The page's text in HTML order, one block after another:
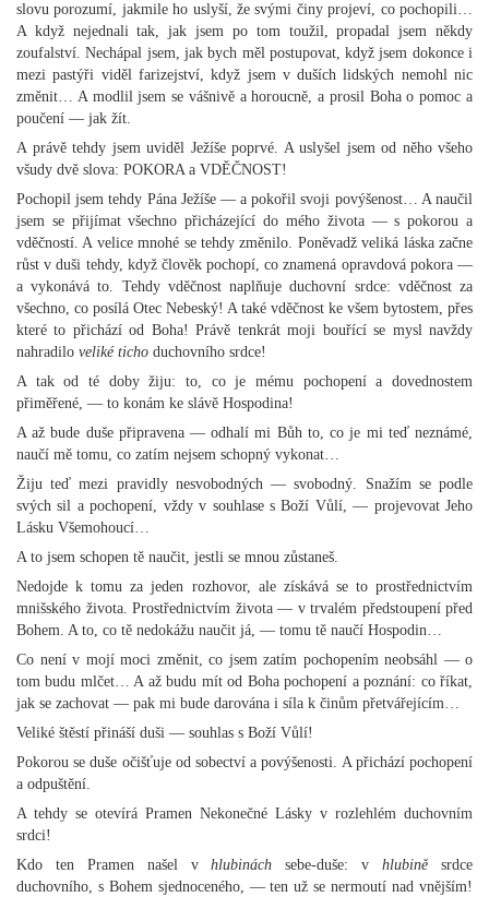
slovu porozumí, jakmile ho uslyší, že svými činy projeví, co pochopili…
A když nejednali tak, jak jsem po tom toužil, propadal jsem někdy
zoufalství. Nechápal jsem, jak bych měl postupovat, když jsem dokonce i
mezi pastýři viděl farizejství, když jsem v duších lidských nemohl nic
změnit… A modlil jsem se vášnivě a horoucně, a prosil Boha o pomoc a
poučení — jak žít.
A právě tehdy jsem uviděl Ježíše poprvé. A uslyšel jsem od něho všeho
všudy dvě slova: POKORA a VDĚČNOST!
Pochopil jsem tehdy Pána Ježíše — a pokořil svoji povýšenost… A naučil
jsem se přijímat všechno přicházející do mého života — s pokorou a
vděčností. A velice mnohé se tehdy změnilo. Poněvadž veliká láska začne
růst v duši tehdy, když člověk pochopí, co znamená opravdová pokora —
a vykonává to. Tehdy vděčnost naplňuje duchovní srdce: vděčnost za
všechno, co posílá Otec Nebeský! A také vděčnost ke všem bytostem, přes
které to přichází od Boha! Právě tenkrát moji bouřící se mysl navždy
nahradilo veliké ticho duchovního srdce!
A tak od té doby žiju: to, co je mému pochopení a dovednostem
přiměřené, — to konám ke slávě Hospodina!
A až bude duše připravena — odhalí mi Bůh to, co je mi teď neznámé,
naučí mě tomu, co zatím nejsem schopný vykonat…
Žiju teď mezi pravidly nesvobodných — svobodný. Snažím se podle
svých sil a pochopení, vždy v souhlase s Boží Vůlí, — projevovat Jeho
Lásku Všemohoucí…
A to jsem schopen tě naučit, jestli se mnou zůstaneš.
Nedojde k tomu za jeden rozhovor, ale získává se to prostřednictvím
mnišského života. Prostřednictvím života — v trvalém předstoupení před
Bohem. A to, co tě nedokážu naučit já, — tomu tě naučí Hospodin…
Co není v mojí moci změnit, co jsem zatím pochopením neobsáhl — o
tom budu mlčet… A až budu mít od Boha pochopení a poznání: co říkat,
jak se zachovat — pak mi bude darována i síla k činům přetvářejícím…
Veliké štěstí přináší duši — souhlas s Boží Vůlí!
Pokorou se duše očišťuje od sobectví a povýšenosti. A přichází pochopení
a odpuštění.
A tehdy se otevírá Pramen Nekonečné Lásky v rozlehlém duchovním
srdci!
Kdo ten Pramen našel vhlubinách sebe-duše: vhlubině srdce
duchovního, s Bohem sjednoceného, — ten už se nermoutí nad vnějším!